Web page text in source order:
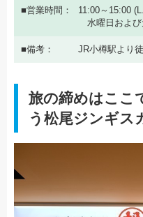
営業時間
11:00～15:00
水曜日および
備考 JR小樽駅より
旅の締めはここ
う松尾ジンギス